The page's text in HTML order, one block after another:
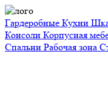
Гардеробные Кухни
Консоли Корпусная
Спальни Рабочая зона